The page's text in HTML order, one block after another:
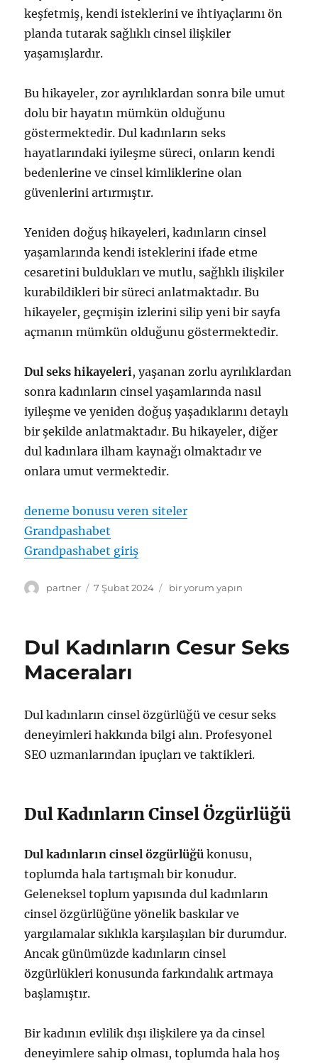
keşfetmiş, kendi isteklerini ve ihtiyaçlarını ön
planda tutarak sağlıklı cinsel ilişkiler
yaşamışlardır.
Bu hikayeler, zor ayrılıklardan sonra bile umut
dolu bir hayatın mümkün olduğunu
göstermektedir. Dul kadınların seks
hayatlarındaki iyileşme süreci, onların kendi
bedenlerine ve cinsel kimliklerine olan
güvenlerini artırmıştır.
Yeniden doğuş hikayeleri, kadınların cinsel
yaşamlarında kendi isteklerini ifade etme
cesaretini buldukları ve mutlu, sağlıklı ilişkiler
kurabildikleri bir süreci anlatmaktadır. Bu
hikayeler, geçmişin izlerini silip yeni bir sayfa
açmanın mümkün olduğunu göstermektedir.
Dul seks hikayeleri, yaşanan zorlu ayrılıklardan
sonra kadınların cinsel yaşamlarında nasıl
iyileşme ve yeniden doğuş yaşadıklarını detaylı
bir şekilde anlatmaktadır. Bu hikayeler, diğer
dul kadınlara ilham kaynağı olmaktadır ve
onlara umut vermektedir.
deneme bonusu veren siteler
Grandpashabet
Grandpashabet giriş
Yazar
partner
Yayın
7 Şubat 2024
Dul
Başlangıçlar
bir yorum yapın
Dul Kadınların Cesur Seks
Maceraları
Dul kadınların cinsel özgürlüğü ve cesur seks
deneyimleri hakkında bilgi alın. Profesyonel
SEO uzmanlarından ipuçları ve taktikleri.
Dul Kadınların Cinsel Özgürlüğü
Dul kadınların cinsel özgürlüğü konusu,
toplumda hala tartışmalı bir konudur.
Geleneksel toplum yapısında dul kadınların
cinsel özgürlüğüne yönelik baskılar ve
yargılamalar sıklıkla karşılaşılan bir durumdur.
Ancak günümüzde kadınların cinsel
özgürlükleri konusunda farkındalık artmaya
başlamıştır.
Bir kadının evlilik dışı ilişkilere ya da cinsel
deneyimlere sahip olması, toplumda hala hoş